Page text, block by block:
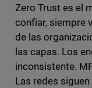
Zero Trust es el
confiar, siempre
de las
las capas. Los
inconsistente.
Las redes